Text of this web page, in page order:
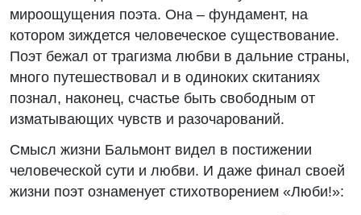
мироощущения поэта. Она – фундамент, на
котором зиждется человеческое существование.
Поэт бежал от трагизма любви в дальние страны,
много путешествовал и в одиноких скитаниях
познал, наконец, счастье быть свободным от
изматывающих чувств и разочарований.
Смысл жизни Бальмонт видел в постижении
человеческой сути и любви. И даже финал своей
жизни поэт ознаменует стихотворением «Люби!»: